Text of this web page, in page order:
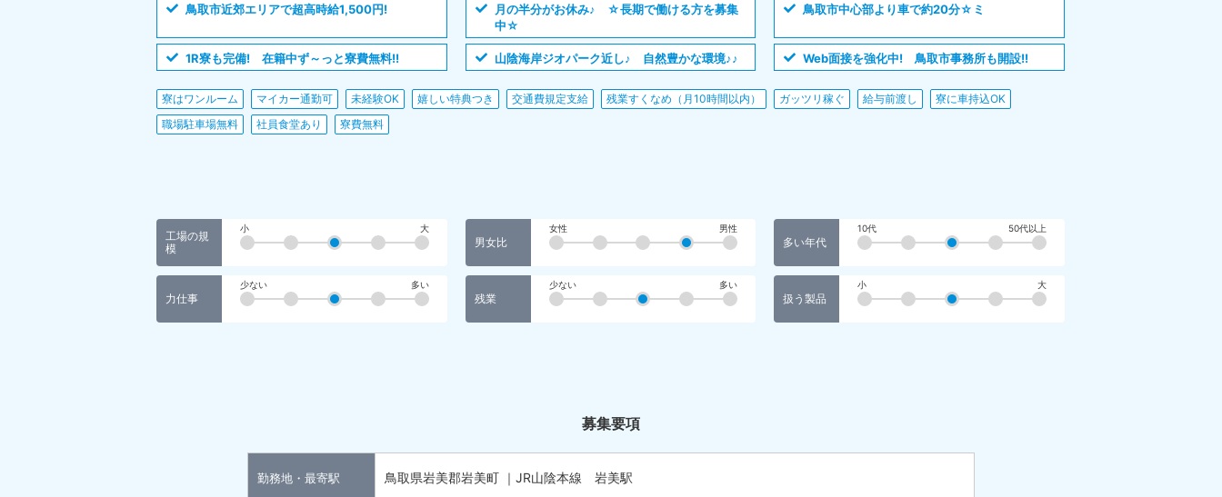
鳥取市近郊エリアで超高時給1,500円!
月の半分がお休み♪ ☆長期で働ける方を募集
中☆
鳥取市中心部より車で約20分☆ミ
1R寮も完備! 在籍中ず～っと寮費無料!! 山陰海岸ジオパーク近し♪ 自然豊かな環境♪♪ Web面接を強化中! 鳥取市事務所も開設!!
寮はワンルーム マイカー通勤可 未経験OK 嬉しい特典つき 交通費規定支給 残業すくなめ（月10時間以内） ガッツリ稼ぐ 給与前渡し
寮に車持込OK
職場駐車場無料
社員食堂あり 寮費無料
工場の規
模
小 大
男女比
女性 男性
多い年代
10代 50代以上
力仕事
少ない 多い
残業
少ない 多い
扱う製品
小 大
募集要項
勤務地・最寄駅 鳥取県岩美郡岩美町 ｜JR山陰本線 岩美駅